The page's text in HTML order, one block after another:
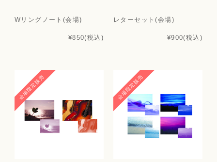
Wリングノート(会場)
¥850(税込)
レターセット(会場)
¥900(税込)
会場限定販売 会場限定販売